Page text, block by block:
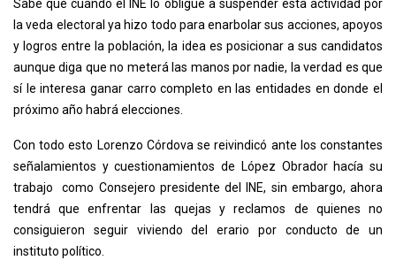
Sabe que cuando el INE lo obligue a suspender esta actividad por
la veda electoral ya hizo todo para enarbolar sus acciones, apoyos
y logros entre la población, la idea es posicionar a sus candidatos
aunque diga que no meterá las manos por nadie, la verdad es que
sí le interesa ganar carro completo en las entidades en donde el
próximo año habrá elecciones.
Con todo esto Lorenzo Córdova se reivindicó ante los constantes
señalamientos y cuestionamientos de López Obrador hacía su
trabajo como Consejero presidente del INE, sin embargo, ahora
tendrá que enfrentar las quejas y reclamos de quienes no
consiguieron seguir viviendo del erario por conducto de un
instituto político.